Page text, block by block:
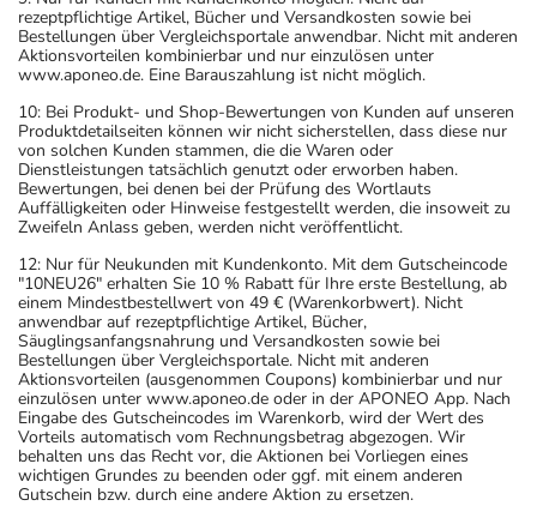
rezeptpflichtige Artikel, Bücher und Versandkosten sowie bei
Bestellungen über Vergleichsportale anwendbar. Nicht mit anderen
Aktionsvorteilen kombinierbar und nur einzulösen unter
www.aponeo.de. Eine Barauszahlung ist nicht möglich.
10: Bei Produkt- und Shop-Bewertungen von Kunden auf unseren
Produktdetailseiten können wir nicht sicherstellen, dass diese nur
von solchen Kunden stammen, die die Waren oder
Dienstleistungen tatsächlich genutzt oder erworben haben.
Bewertungen, bei denen bei der Prüfung des Wortlauts
Auffälligkeiten oder Hinweise festgestellt werden, die insoweit zu
Zweifeln Anlass geben, werden nicht veröffentlicht.
12: Nur für Neukunden mit Kundenkonto. Mit dem Gutscheincode
"10NEU26" erhalten Sie 10 % Rabatt für Ihre erste Bestellung, ab
einem Mindestbestellwert von 49 € (Warenkorbwert). Nicht
anwendbar auf rezeptpflichtige Artikel, Bücher,
Säuglingsanfangsnahrung und Versandkosten sowie bei
Bestellungen über Vergleichsportale. Nicht mit anderen
Aktionsvorteilen (ausgenommen Coupons) kombinierbar und nur
einzulösen unter www.aponeo.de oder in der APONEO App. Nach
Eingabe des Gutscheincodes im Warenkorb, wird der Wert des
Vorteils automatisch vom Rechnungsbetrag abgezogen. Wir
behalten uns das Recht vor, die Aktionen bei Vorliegen eines
wichtigen Grundes zu beenden oder ggf. mit einem anderen
Gutschein bzw. durch eine andere Aktion zu ersetzen.